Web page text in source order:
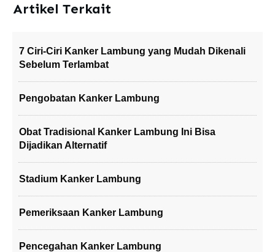
Artikel Terkait
7 Ciri-Ciri Kanker Lambung yang Mudah Dikenali
Sebelum Terlambat
Pengobatan Kanker Lambung
Obat Tradisional Kanker Lambung Ini Bisa
Dijadikan Alternatif
Stadium Kanker Lambung
Pemeriksaan Kanker Lambung
Pencegahan Kanker Lambung